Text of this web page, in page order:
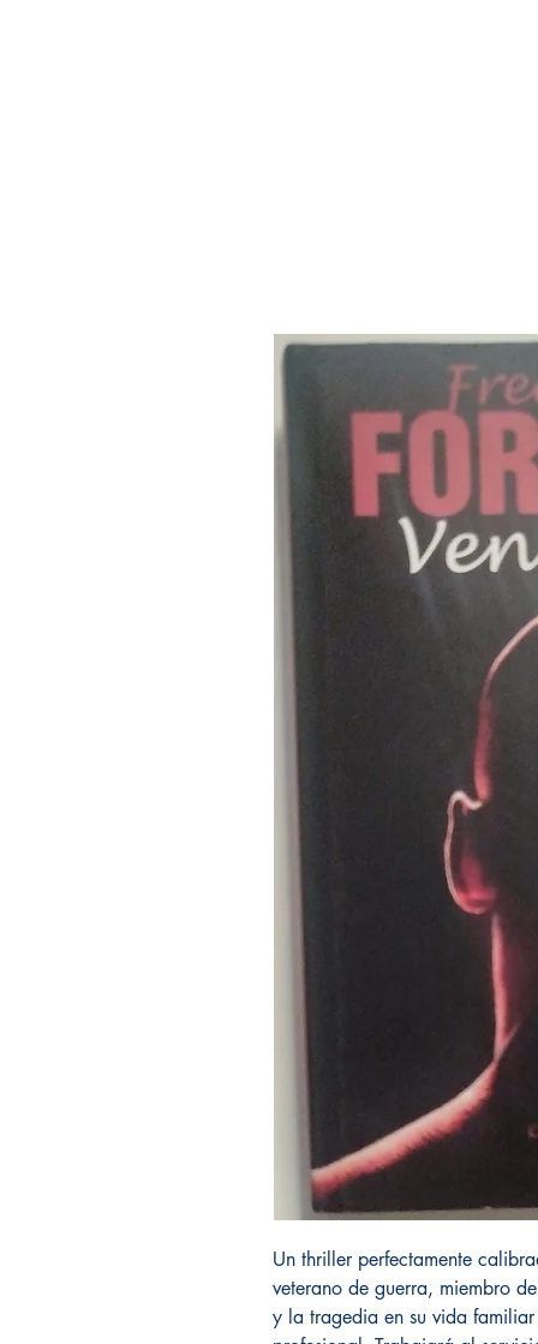
Un thriller perfectamente
veterano de guerra, miembro
y la tragedia en su vida